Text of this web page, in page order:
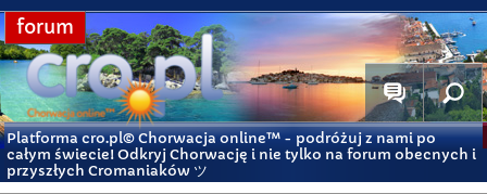
forum
Platforma cro.pl© Chorwacja online™ - podróżuj z nami po
całym świecie! Odkryj Chorwację i nie tylko na forum obecnych i
przyszłych Cromaniaków ツ